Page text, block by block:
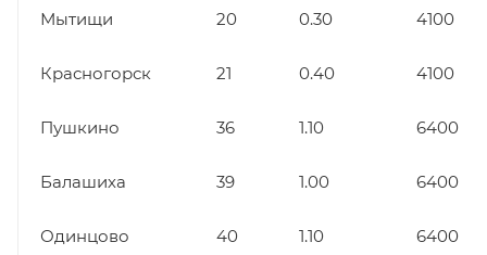
Мытищи 20 0.30 4100
Красногорск 21 0.40 4100
Пушкино 36 1.10 6400
Балашиха 39 1.00 6400
Одинцово 40 1.10 6400